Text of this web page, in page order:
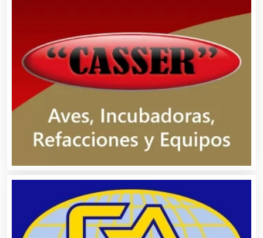
Alquiler de Trajes de Etiqueta
Alta Costura
Aluminio
Ambulancias
Análisis Clínicos